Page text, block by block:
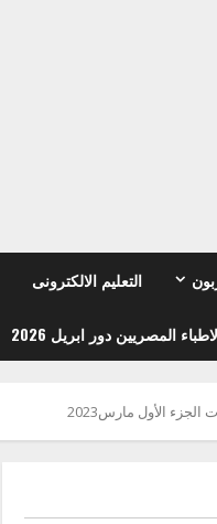
التعليم الالكترونى
المصريين دور ابريل 2026
الأول مارس2023